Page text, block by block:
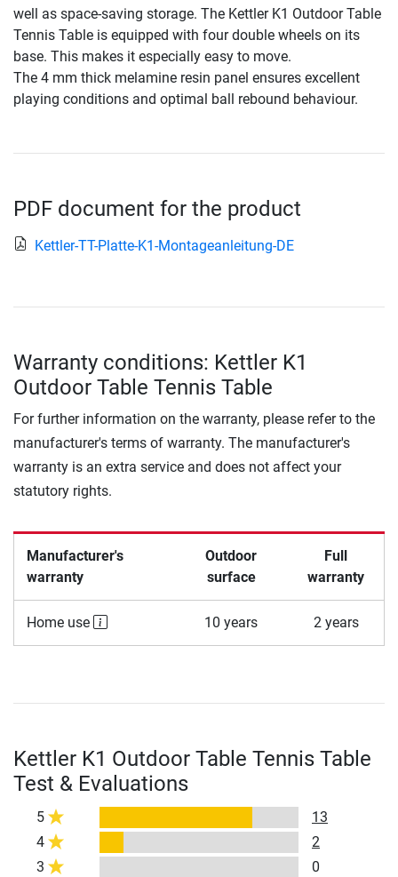
well as space-saving storage. The Kettler K1 Outdoor Table
Tennis Table is equipped with four double wheels on its
base. This makes it especially easy to move.
The 4 mm thick melamine resin panel ensures excellent
playing conditions and optimal ball rebound behaviour.
PDF document for the product
Kettler-TT-Platte-K1-Montageanleitung-DE
Warranty conditions: Kettler K1
Outdoor Table Tennis Table
For further information on the warranty, please refer to the
manufacturer's terms of warranty. The manufacturer's
warranty is an extra service and does not affect your
statutory rights.
Manufacturer's
warranty
Outdoor
surface
Full
warranty
Home use 10 years 2 years
Kettler K1 Outdoor Table Tennis Table
Test & Evaluations
5
13
4
2
3
0